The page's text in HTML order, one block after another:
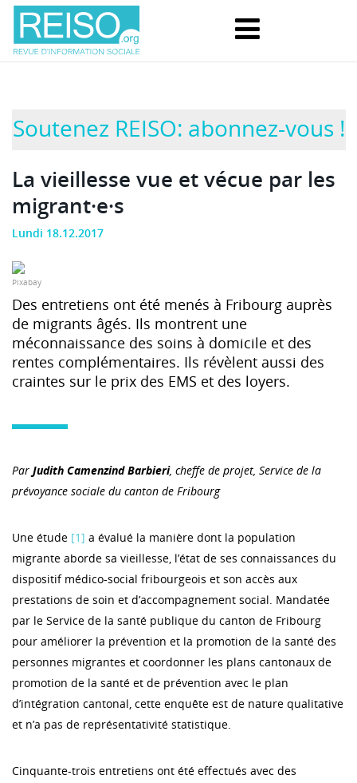
Soutenez REISO: abonnez-vous !
La vieillesse vue et vécue par les
migrant·e·s
Lundi 18.12.2017
Pixabay
Des entretiens ont été menés à Fribourg auprès
de migrants âgés. Ils montrent une
méconnaissance des soins à domicile et des
rentes complémentaires. Ils révèlent aussi des
craintes sur le prix des EMS et des loyers.
Par Judith Camenzind Barbieri, cheffe de projet, Service de la
prévoyance sociale du canton de Fribourg
Une étude [1] a évalué la manière dont la population
migrante aborde sa vieillesse, l’état de ses connaissances du
dispositif médico-social fribourgeois et son accès aux
prestations de soin et d’accompagnement social. Mandatée
par le Service de la santé publique du canton de Fribourg
pour améliorer la prévention et la promotion de la santé des
personnes migrantes et coordonner les plans cantonaux de
promotion de la santé et de prévention avec le plan
d’intégration cantonal, cette enquête est de nature qualitative
et n’a pas de représentativité statistique.
Cinquante-trois entretiens ont été effectués avec des